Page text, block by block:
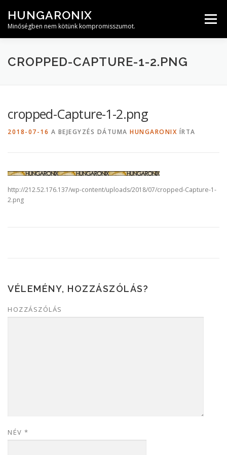
tartalomhoz
HUNGARONIX
Minőségben nem kötünk kompromisszumot.
Menü
CROPPED-CAPTURE-1-2.PNG
cropped-Capture-1-2.png
2018-07-16 A BEJEGYZÉS DÁTUMA HUNGARONIX ÍRTA
http://212.52.176.137/wp-content/uploads/2018/07/cropped-Capture-1-
2.png
VÉLEMÉNY, HOZZÁSZÓLÁS?
HOZZÁSZÓLÁS
NÉV *